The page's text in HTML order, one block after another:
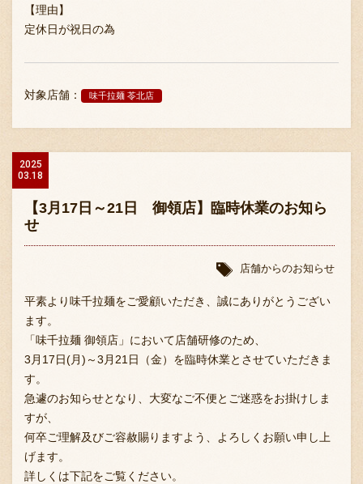
【理由】
定休日が祝日の為
対象店舗： 味千拉麺 苓北店
2025
03.18
【3月17日～21日 御領店】臨時休業のお知ら
せ
店舗からのお知らせ
平素より味千拉麺をご愛顧いただき、誠にありがとうござい
ます。
「味千拉麺 御領店」において店舗研修のため、
3月17日(月)～3月21日（金）を臨時休業とさせていただきま
す。
急遽のお知らせとなり、大変なご不便とご迷惑をお掛けしま
すが、
何卒ご理解及びご容赦賜りますよう、よろしくお願い申し上
げます。
詳しくは下記をご覧ください。